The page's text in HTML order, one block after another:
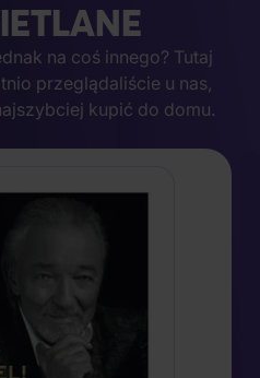
na coś innego? Tutaj
przeglądaliście u nas,
kupić do domu.